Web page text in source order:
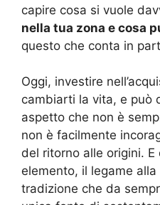
capire cosa si vuole
nella tua zona e cosa
questo che conta in
Oggi, investire
cambiarti la vita, e può
aspetto che non è
non è facilmente
del ritorno alle origini. E
elemento, il legame
tradizione che da